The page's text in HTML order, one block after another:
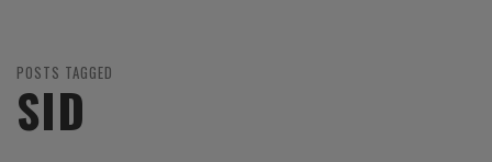
POSTS TAGGED
SID